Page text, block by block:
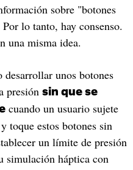
sobre "botones
lo tanto, hay consenso.
una misma idea.
unos botones
presión sin que se
cuando un usuario sujete
toque estos botones sin
un límite de presión
simulación háptica con